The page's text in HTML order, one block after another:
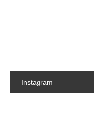
Instagram